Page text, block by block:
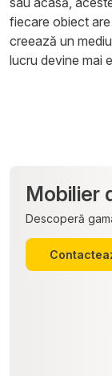
fiecare obiect
creează un
lucru devine mai
Mobilier
Descoperă